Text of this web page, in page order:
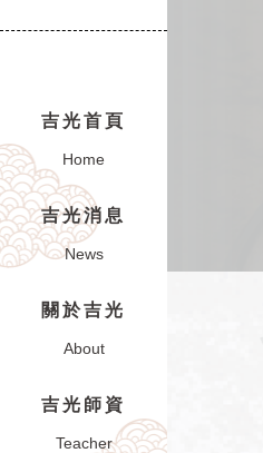
吉光首頁
Home
吉光消息
News
關於吉光
About
吉光師資
Teacher